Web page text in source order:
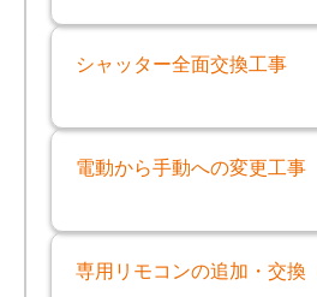
シャッター全面交換工事
電動から手動への変更工事
専用リモコンの追加・交換